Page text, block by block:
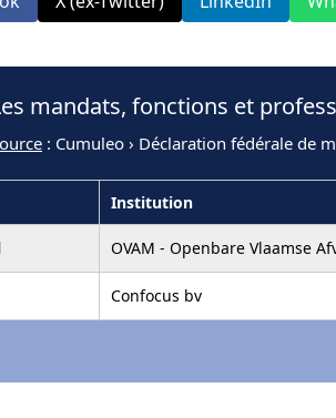
mandats, fonctions et
: Cumuleo › Déclaration fédérale de
Institution
OVAM - Openbare Vlaamse
Confocus bv